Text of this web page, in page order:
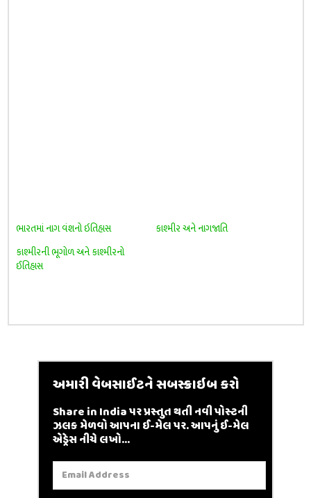
ભારતમાં નાગ વંશનો ઇતિહાસ
કાશ્મીર અને નાગજાતિ
કાશ્મીરની ભૂગોળ અને કાશ્મીરનો
ઈતિહાસ
અમારી વેબસાઈટને સબસ્ક્રાઇબ કરો
Share in India પર પ્રસ્તુત થતી નવી પોસ્ટની
ઝલક મેળવો આપના ઈ-મેલ પર. આપનું ઈ-મેલ
એડ્રેસ નીચે લખો...
Email
Address